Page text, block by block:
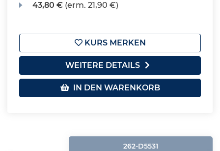
43,80 € (erm. 21,90 €)
KURS MERKEN
WEITERE DETAILS
IN DEN WARENKORB
262-D5531